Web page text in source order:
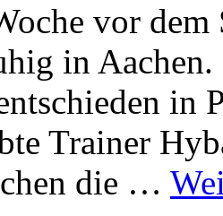
vor
in
in
Trainer
die …